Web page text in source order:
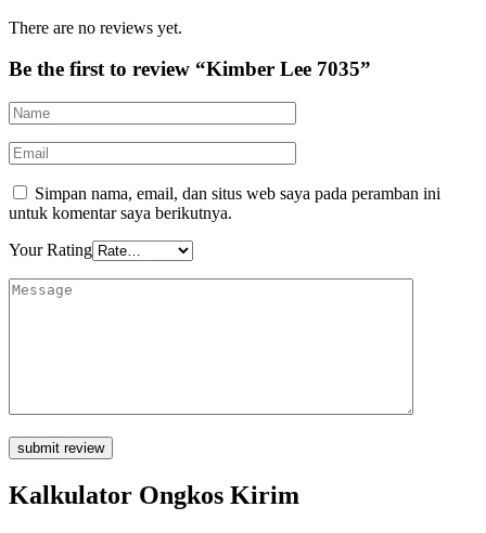
There are no reviews yet.
Be the first to review “Kimber Lee 7035”
Simpan nama, email, dan situs web saya pada peramban ini
untuk komentar saya berikutnya.
Your Rating
Kalkulator Ongkos Kirim